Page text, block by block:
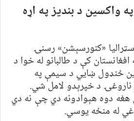
واکسین د بندیز په اړه
«کنورسېشن» رسنۍ
کې د طالبانو له خوا د
ځنډول ښايي د سیمې په
د خپرېدو لامل شي.
هغه دوه هېوادونه دي چې نه دي
له منځه یوسي.